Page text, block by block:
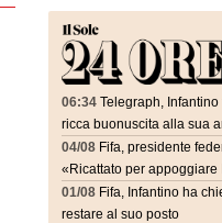
06:34 Telegraph,
ricca buonuscita alla sua
04/08 Fifa, presidente
«Ricattato per appoggiare
01/08 Fifa, Infantino ha
restare al suo posto